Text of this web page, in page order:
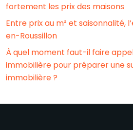
fortement les prix des maisons
Entre prix au m² et saisonnalité,
en-Roussillon
À quel moment faut-il faire
immobilière pour préparer une
immobilière ?